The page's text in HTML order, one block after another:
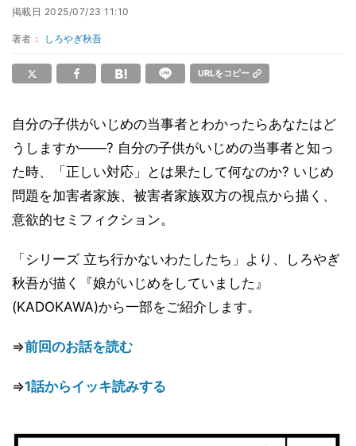
掲載日 2025/07/23 11:10
著者： しろやぎ秋吾
URLをコピー
自分の子供がいじめの当事者とわかったらあなたはど
うしますか――? 自分の子供がいじめの当事者と知っ
た時、「正しい対応」とは果たして何なのか? いじめ
問題を加害者家族、被害者家族双方の視点から描く、
意欲的セミフィクション。
「シリーズ 立ち行かないわたしたち」より、しろやぎ
秋吾が描く『娘がいじめをしていました』
(KADOKAWA)から一部をご紹介します。
⇒前回のお話を読む
⇒1話からイッキ読みする